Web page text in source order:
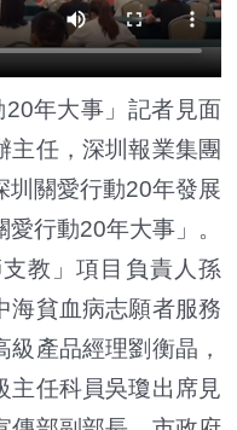
年大事」記者見面
主任，深圳報業集團
圳關愛行動20年發展
行動20年大事」。
教」項目負責人孫
海貧血病志願者服務
產品經理劉衡晶，
主任科員吳瓊出席見